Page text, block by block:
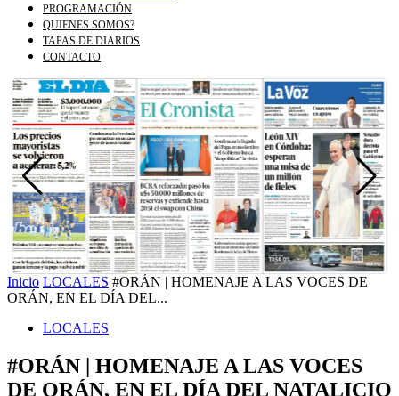
PROGRAMACIÓN
QUIENES SOMOS?
TAPAS DE DIARIOS
CONTACTO
Inicio LOCALES #ORÁN | HOMENAJE A LAS VOCES DE
ORÁN, EN EL DÍA DEL...
LOCALES
#ORÁN | HOMENAJE A LAS VOCES
DE ORÁN, EN EL DÍA DEL NATALICIO